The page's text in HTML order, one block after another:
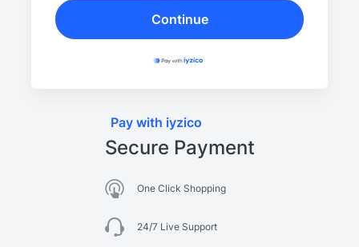
Continue
Pay with iyzico
Secure Payment
One Click Shopping
24/7 Live Support